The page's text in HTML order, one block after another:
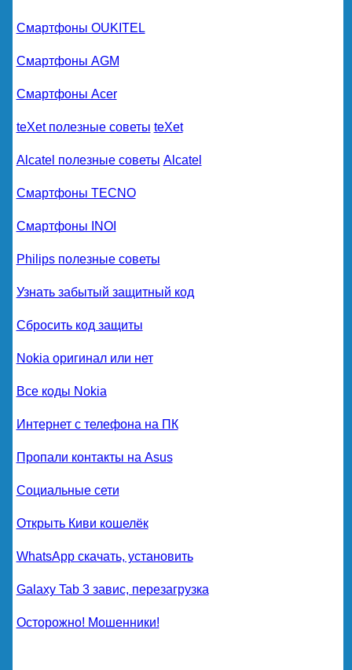
Смартфоны OUKITEL
Смартфоны AGM
Смартфоны Acer
teXet полезные советы teXet
Alcatel полезные советы Alcatel
Смартфоны TECNO
Смартфоны INOI
Philips полезные советы
Узнать забытый защитный код
Сбросить код защиты
Nokia оригинал или нет
Все коды Nokia
Интернет с телефона на ПК
Пропали контакты на Asus
Социальные сети
Открыть Киви кошелёк
WhatsApp скачать, установить
Galaxy Tab 3 завис, перезагрузка
Осторожно! Мошенники!